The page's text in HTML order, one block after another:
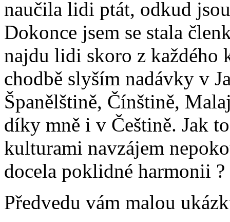
naučila lidi ptát, odkud
Dokonce jsem se stala
najdu lidi skoro z každého
chodbě slyším nadávky v
Španělštině, Čínštině,
díky mně i v Češtině. Jak
kulturami navzájem
docela poklidné harmonii ?
Předvedu vám malou